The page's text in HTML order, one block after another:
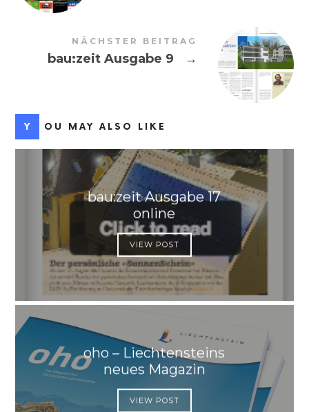
NÄCHSTER BEITRAG
bau:zeit Ausgabe 9 →
YOU MAY ALSO LIKE
bau:zeit Ausgabe 17
online
VIEW POST
oho – Liechtensteins
neues Magazin
VIEW POST